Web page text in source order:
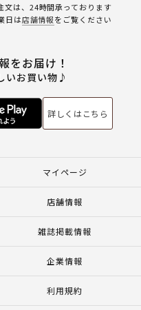
は、24時間承っております
日は店舗情報をご覧ください
をお届け！
いお買い物♪
詳しくはこちら
マイページ
店舗情報
雑誌掲載情報
企業情報
利用規約